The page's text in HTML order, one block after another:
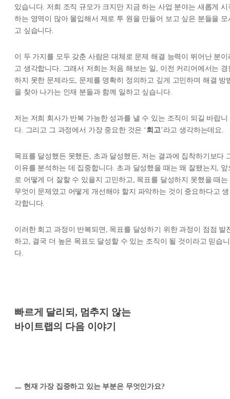
있습니다. 저희 조직 규모가 크지만 지금 하는 사업 분야는 새롭게 시
하는 영역이 많아 몰입해서 제로 투 원을 만들어 보고 싶은 분들을 모
고 싶습니다.
이 두 가지를 모두 갖춘 사람은 대체로 문제 해결 능력이 뛰어난 분이
고 생각합니다. 그래서 저희는 처음 해보는 일, 이전 커리어에서는 경
하지 못한 문제라도, 문제를 명확히 정의하고 깊게 고민하며 해결 방
을 찾아 나가는 인재 분들과 함께 일하고 싶습니다.
저는 저희 회사가 반복 가능한 성과를 낼 수 있는 조직이 되길 바랍니
다. 그리고 그 과정에서 가장 중요한 것은 ‘회고’라고 생각하는데요.
목표를 달성했든 못했든, 초과 달성했든, 저는 결과에 집착하기보다
이유를 분석하는 데 집중합니다. 초과 달성했을 때는 왜 잘됐는지, 앞
로 어떻게 더 잘할 수 있을지 고민하고, 목표를 달성하지 못했을 때는
무엇이 문제였고 어떻게 개선해야 할지 파악하는 것이 중요하다고 생
각합니다.
이러한 회고 과정이 반복되면, 목표를 달성하기 위한 과정이 점점 발
하고, 결국 더 높은 목표도 달성할 수 있는 조직이 될 것이라고 믿습니
다.
빠르게 달리되, 멈추지 않는
바이트랩의 다음 이야기
ㅡ 현재 가장 집중하고 있는 부분은 무엇인가요?